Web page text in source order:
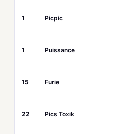
1 Picpic
1 Puissance
15 Furie
22 Pics Toxik